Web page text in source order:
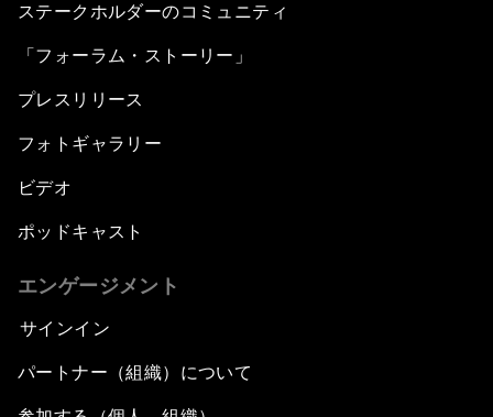
ステークホルダーのコミュニティ
「フォーラム・ストーリー」
プレスリリース
フォトギャラリー
ビデオ
ポッドキャスト
エンゲージメント
サインイン
パートナー（組織）について